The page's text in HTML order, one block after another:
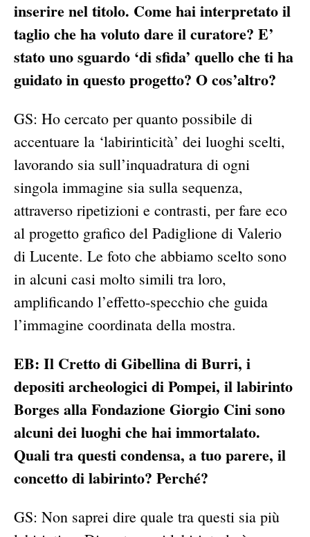
inserire nel titolo. Come hai interpretato il
taglio che ha voluto dare il curatore? E’
stato uno sguardo ‘di sfida’ quello che ti ha
guidato in questo progetto? O cos’altro?
GS: Ho cercato per quanto possibile di
accentuare la ‘labirinticità’ dei luoghi scelti,
lavorando sia sull’inquadratura di ogni
singola immagine sia sulla sequenza,
attraverso ripetizioni e contrasti, per fare eco
al progetto grafico del Padiglione di Valerio
di Lucente. Le foto che abbiamo scelto sono
in alcuni casi molto simili tra loro,
amplificando l’effetto-specchio che guida
l’immagine coordinata della mostra.
EB: Il Cretto di Gibellina di Burri, i
depositi archeologici di Pompei, il labirinto
Borges alla Fondazione Giorgio Cini sono
alcuni dei luoghi che hai immortalato.
Quali tra questi condensa, a tuo parere, il
concetto di labirinto? Perché?
GS: Non saprei dire quale tra questi sia più